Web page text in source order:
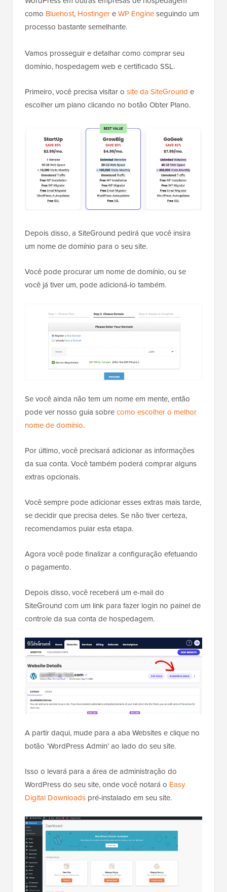
como Bluehost, HostingereWP Engineseguindo um
processo bastante semelhante.
Vamos prosseguir e detalhar como comprar seu
domínio, hospedagem web e certificado SSL.
Primeiro, você precisa visitar o site da SiteGround e
escolher um plano clicando no botão Obter Plano.
Depois disso, a SiteGround pedirá que você insira
um nome de domínio para o seu site.
Você pode procurar um nome de domínio, ou se
você já tiver um, pode adicioná-lo também.
Se você ainda não tem um nome em mente, então
pode ver nosso guia sobrecomo escolher o melhor
nome de domínio.
Por último, você precisará adicionar as informações
da sua conta. Você também poderá comprar alguns
extras opcionais.
Você sempre pode adicionar esses extras mais tarde,
se decidir que precisa deles. Se não tiver certeza,
recomendamos pular esta etapa.
Agora você pode finalizar a configuração efetuando
o pagamento.
Depois disso, você receberá um e-mail do
SiteGround com um link para fazer login no painel de
controle da sua conta de hospedagem.
A partir daqui, mude para a aba Websites e clique no
botão ‘WordPress Admin’ ao lado do seu site.
Isso o levará para a área de administração do
WordPress do seu site, onde você notará o Easy
Digital Downloads pré-instalado em seu site.